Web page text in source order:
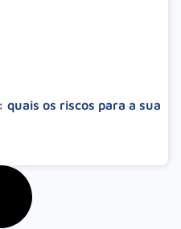
os riscos para a sua